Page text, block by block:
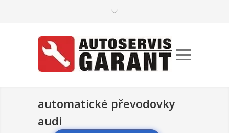
automatické převodovky
audi